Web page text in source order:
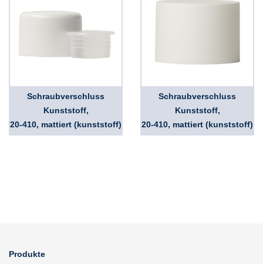
Schraubverschluss
Kunststoff,
20-410, mattiert (kunststoff)
Schraubverschluss
Kunststoff,
20-410, mattiert (kunststoff)
Produkte